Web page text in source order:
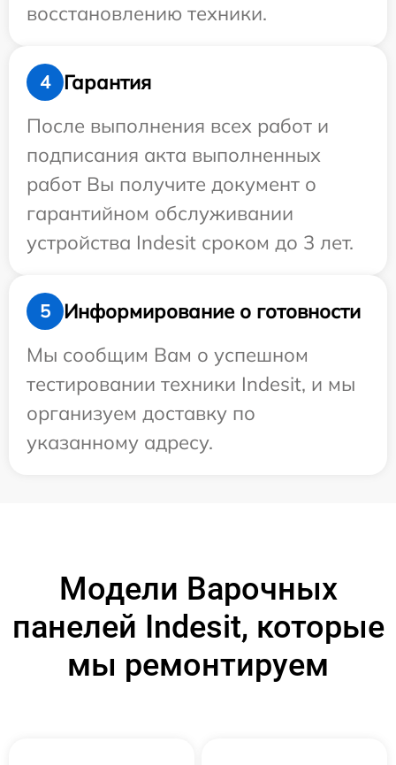
восстановлению техники.
4
Гарантия
После выполнения всех работ и
подписания акта выполненных
работ Вы получите документ о
гарантийном обслуживании
устройства Indesit сроком до 3 лет.
5
Информирование о готовности
Мы сообщим Вам о успешном
тестировании техники Indesit, и мы
организуем доставку по
указанному адресу.
Модели Варочных
панелей Indesit, которые
мы ремонтируем